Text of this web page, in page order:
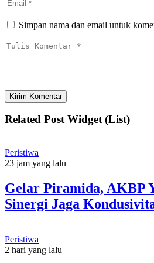
Simpan nama dan email untuk
Related Post Widget (List)
Peristiwa
23 jam yang lalu
Gelar Piramida, AKBP
Sinergi Jaga
Peristiwa
2 hari yang lalu